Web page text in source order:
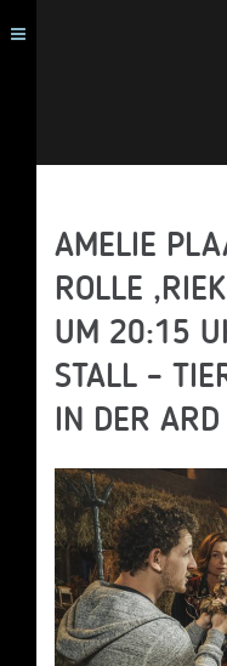
AMELIE
ROLLE
UM 20:15
STALL –
IN DER ARD